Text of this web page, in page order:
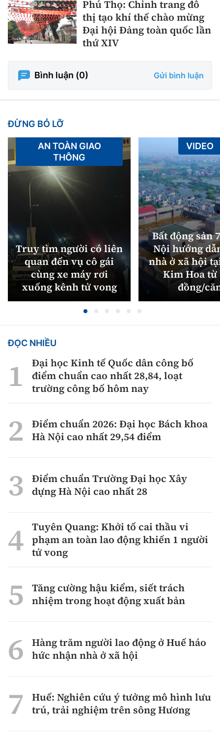
Phú Thọ: Chỉnh trang đô
thị tạo khí thế chào mừng
Đại hội Đảng toàn quốc lần
thứ XIV
Bình luận (0) Gửi bình luận
ĐỪNG BỎ LỠ
Truy tìm người có liên
quan đến vụ cô gái
cùng xe máy rơi
xuống kênh tử vong
AN TOÀN GIAO
THÔNG
Bất động sản
Nội hướng
nhà ở xã hội
Kim Hoa từ
đồng/
VIDEO
ĐỌC NHIỀU
Đại học Kinh tế Quốc dân công bố
điểm chuẩn cao nhất 28,84, loạt
trường công bố hôm nay
Điểm chuẩn 2026: Đại học Bách khoa
Hà Nội cao nhất 29,54 điểm
Điểm chuẩn Trường Đại học Xây
dựng Hà Nội cao nhất 28
Tuyên Quang: Khởi tố cai thầu vi
phạm an toàn lao động khiến 1 người
tử vong
Tăng cường hậu kiểm, siết trách
nhiệm trong hoạt động xuất bản
Hàng trăm người lao động ở Huế háo
hức nhận nhà ở xã hội
Huế: Nghiên cứu ý tưởng mô hình lưu
trú, trải nghiệm trên sông Hương